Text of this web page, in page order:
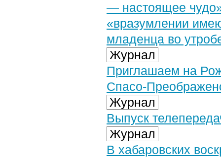
— настоящее
«вразумлении
младенца во
Журнал
Приглашаем на
Спасо-
Журнал
Выпуск
Журнал
В хабаровских